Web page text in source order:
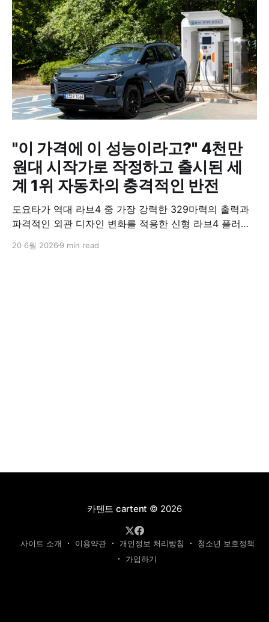
"이 가격에 이 성능이라고?" 4천만
원대 시작가로 작정하고 출시된 세
계 1위 자동차의 충격적인 반전
도요타가 역대 라브4 중 가장 강력한 329마력의 출력과
파격적인 외관 디자인 변화를 적용한 신형 라브4 플러그
충전이 가능하고 전기 모드로만 70km 이상 주행할 수 있
20 6월 2026 9 min read
카텐트 cartent © 2026
사이트 소개 이용약관 개인정보 처리방침
청소년 보호정책
가입하기